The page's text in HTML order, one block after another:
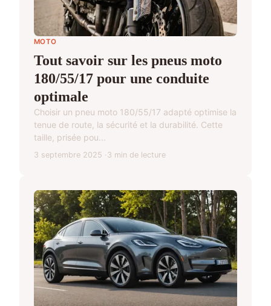
MOTO
Tout savoir sur les pneus moto
180/55/17 pour une conduite
optimale
Choisir un pneu moto 180/55/17 adapté optimise la
tenue de route, la sécurité et la durabilité. Cette
taille, prisée pou...
3 septembre 2025 3 min de lecture